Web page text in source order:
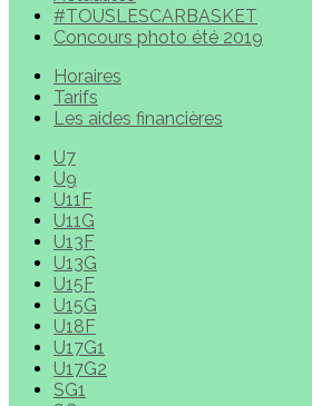
#TOUSLESCARBASKET
Concours photo été 2019
Horaires
Tarifs
Les aides financières
U7
U9
U11F
U11G
U13F
U13G
U15F
U15G
U18F
U17G1
U17G2
SG1